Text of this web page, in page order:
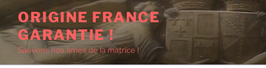
contenu
principal
ORIGINE FRANCE
GARANTIE !
Sauvons nos âmes de la matrice !